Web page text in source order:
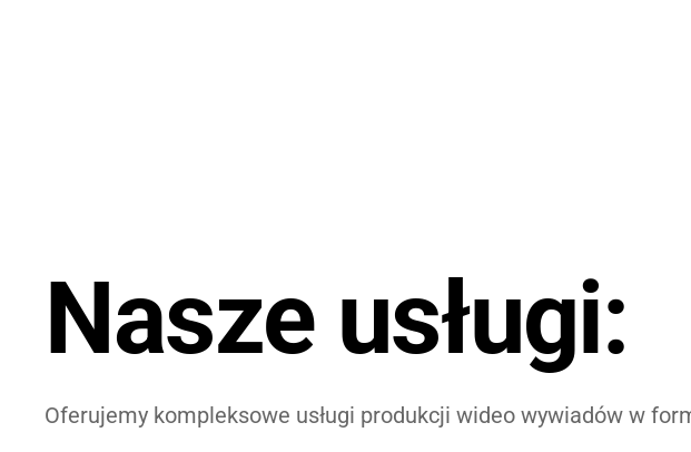
Nasze usługi:
Oferujemy kompleksowe usługi produkcji wideo wywiadów w